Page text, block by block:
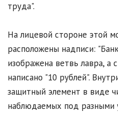
труда".
На лицевой стороне этой
расположены надписи:
изображена ветвь лавра, а
написано "10 рублей".
защитный элемент в виде
наблюдаемых под разными